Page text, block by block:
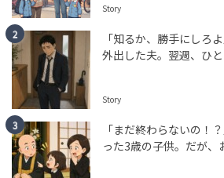
tend Editorial Team
ですね！」と驚きの声
tend Editorial Team
Story
「知るか、勝手にしろ
外出した夫。翌週、ひ
Story
「まだ終わらないの！
った3歳の子供。だが、